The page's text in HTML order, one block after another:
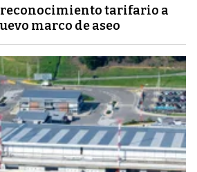
tarifario a
marco de aseo